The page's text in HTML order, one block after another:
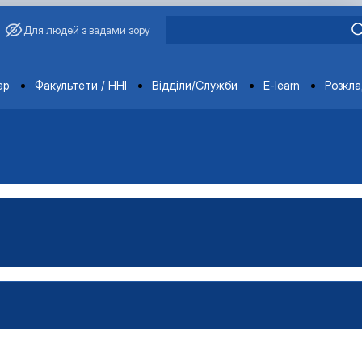
Для людей з вадами зору
Факультети / ННІ Відділи/Служби E-learn